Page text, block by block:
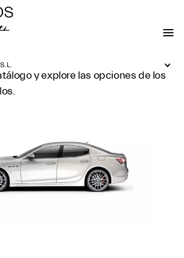
y explore las opciones de los